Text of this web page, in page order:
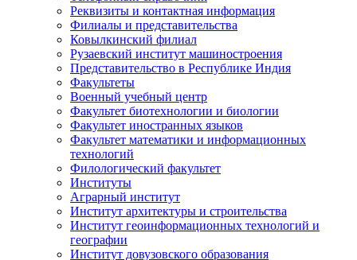
Реквизиты и контактная информация
Филиалы и представительства
Ковылкинский филиал
Рузаевский институт машиностроения
Представительство в Республике Индия
Факультеты
Военный учебный центр
Факультет биотехнологии и биологии
Факультет иностранных языков
Факультет математики и информационных
технологий
Филологический факультет
Институты
Аграрный институт
Институт архитектуры и строительства
Институт геоинформационных технологий и
географии
Институт довузовского образования